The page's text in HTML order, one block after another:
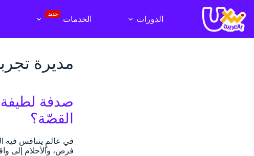
إلى
المحتوى
الدورات الخدمات
جديد
مديرة
صدفة
القصّة؟
في عالمٍ يتنافس فيه
فرص، والأحلام إلى